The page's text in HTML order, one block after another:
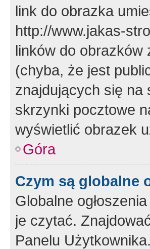
link do obrazka
http://www.jakas-
linków do obrazków
(chyba, że jest
znajdujących się na
skrzynki pocztowe
wyświetlić obrazek
Góra
Czym są globalne
Globalne
je czytać.
Panelu